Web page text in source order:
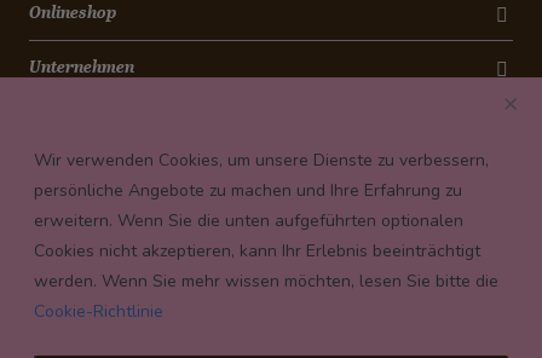
Onlineshop
Unternehmen
Payment conditions
Wir verwenden Cookies, um unsere Dienste zu verbessern,
persönliche Angebote zu machen und Ihre Erfahrung zu
erweitern. Wenn Sie die unten aufgeführten optionalen
Cookies nicht akzeptieren, kann Ihr Erlebnis beeinträchtigt
werden. Wenn Sie mehr wissen möchten, lesen Sie bitte die
Cookie-Richtlinie